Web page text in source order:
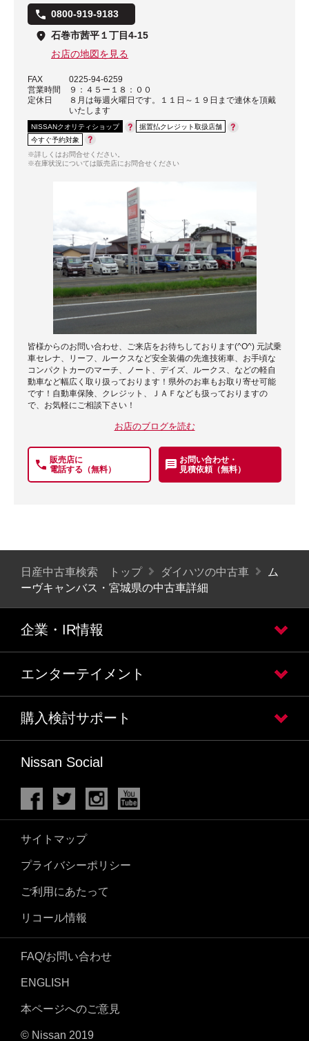
0800-919-9183
石巻市茜平１丁目4-15
お店の地図を見る
FAX
0225-94-6259
営業時間
９：４５ー１８：００
定休日
８月は毎週火曜日です。１１日～１９日まで連休を頂戴
いたします
NISSANクオリティショップ
据置払クレジット取扱店舗
今すぐ予約対象
※詳しくはお問合せください。
※在庫状況については販売店にお問合せください
皆様からのお問い合わせ、ご来店をお待ちしております(^O^) 元試乗
車セレナ、リーフ、ルークスなど安全装備の先進技術車、お手頃な
コンパクトカーのマーチ、ノート、デイズ、ルークス、などの軽自
動車など幅広く取り扱っております！県外のお車もお取り寄せ可能
です！自動車保険、クレジット、ＪＡＦなども扱っておりますの
で、お気軽にご相談下さい！
お店のブログを読む
販売店に
電話する（無料）
お問い合わせ・
見積依頼（無料）
日産中古車検索 トップ ダイハツの中古車
ム
ーヴキャンバス・宮城県の中古車詳細
企業・IR情報
エンターテイメント
購入検討サポート
Nissan Social
サイトマップ
プライバシーポリシー
ご利用にあたって
リコール情報
FAQ/お問い合わせ
ENGLISH
本ページへのご意見
© Nissan 2019